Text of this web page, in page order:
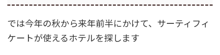
では今年の秋から来年前半にかけて、サーティフィ
ケートが使えるホテルを探します